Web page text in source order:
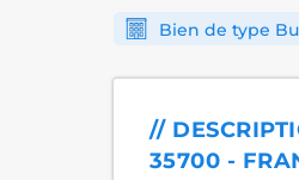
Bien de type
//
35700 -